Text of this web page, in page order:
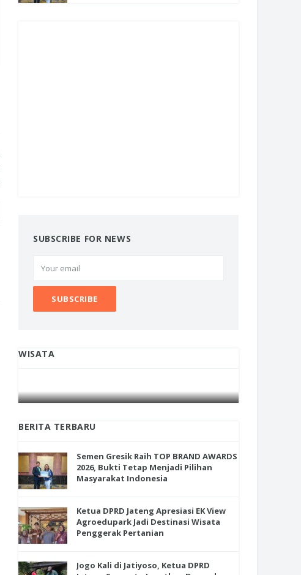
SUBSCRIBE FOR NEWS
WISATA
BERITA TERBARU
Semen Gresik Raih TOP BRAND AWARDS
2026, Bukti Tetap Menjadi Pilihan
Masyarakat Indonesia
Ketua DPRD Jateng Apresiasi EK View
Agroedupark Jadi Destinasi Wisata
Penggerak Pertanian
Jogo Kali di Jatiyoso, Ketua DPRD